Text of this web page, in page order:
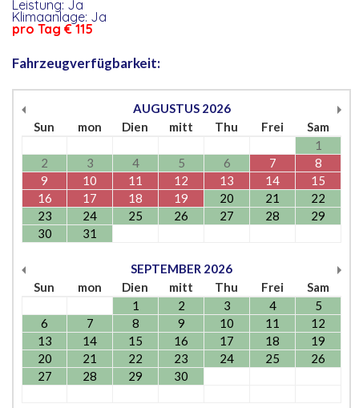
Leistung: Ja
Klimaanlage: Ja
pro Tag € 115
Fahrzeugverfügbarkeit:
AUGUSTUS 2026
Sun
mon Dien mitt Thu Frei
Sam
1
2
3 4 5 6 7
8
9
10 11 12 13 14
15
16
17 18 19 20 21
22
23
24 25 26 27 28
29
30
31
SEPTEMBER 2026
Sun
mon Dien mitt Thu Frei
Sam
1
2 3 4
5
6
7 8 9 10 11
12
13
14 15 16 17 18
19
20
21 22 23 24 25
26
27
28 29 30